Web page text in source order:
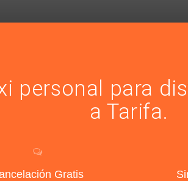
personal para
a Tarifa.
Gratis